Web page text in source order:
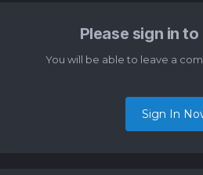
Please sign in
You will be able to leave a
Sign In